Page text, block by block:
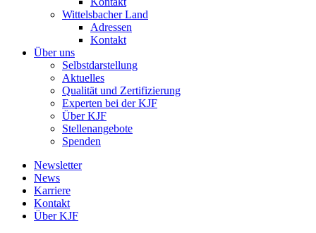
Wittelsbacher Land
Adressen
Kontakt
Über uns
Selbstdarstellung
Aktuelles
Qualität und Zertifizierung
Experten bei der KJF
Über KJF
Stellenangebote
Spenden
Newsletter
News
Karriere
Kontakt
Über KJF